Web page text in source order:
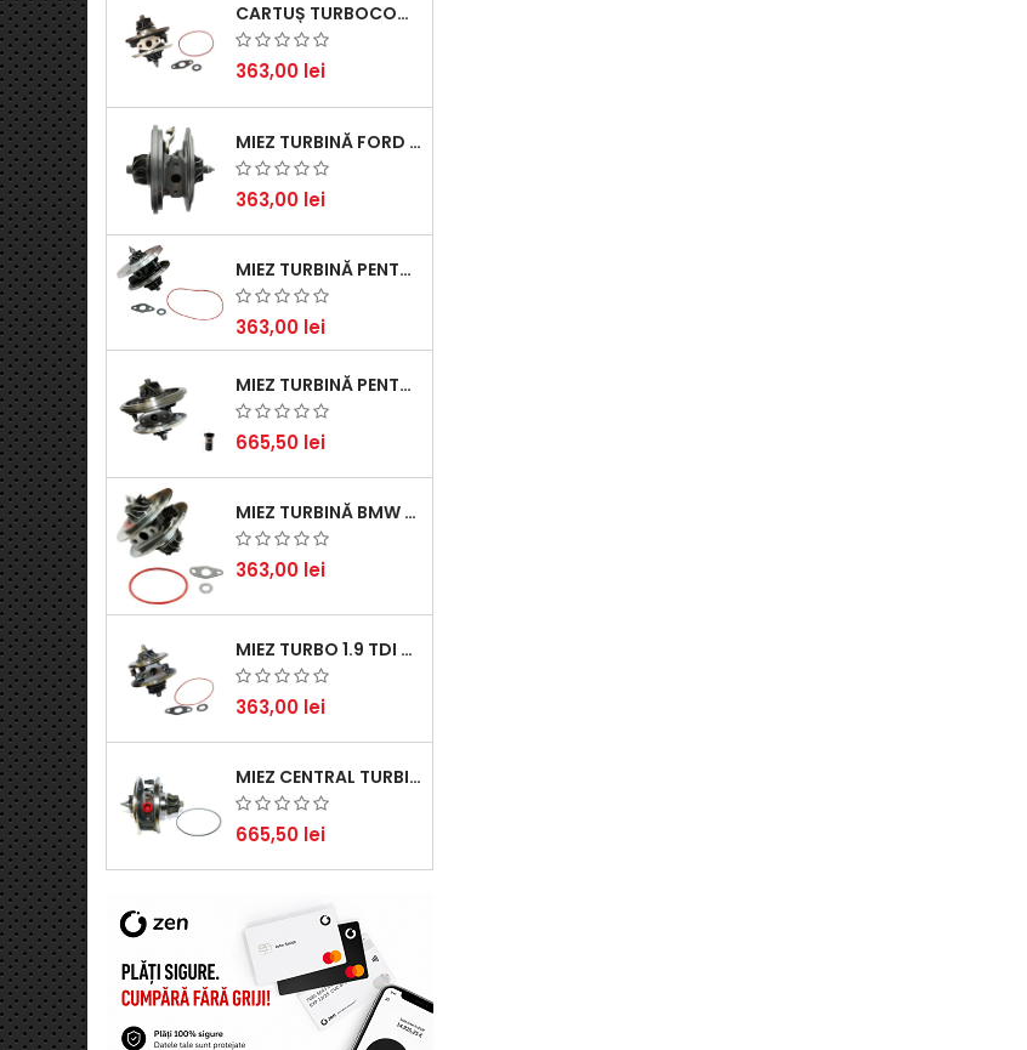
CARTUȘ TURBOCOMPRESOR PENTRU VW, AUDI, SEAT, SKODA - MOTOR DIESEL 2.0 TDI
363,00 lei
MIEZ TURBINĂ FORD TRANSIT 2.2 TDCI (2007-2016)
363,00 lei
MIEZ TURBINĂ PENTRU CITROËN, FORD, MAZDA, MINI, PEUGEOT ȘI VOLVO - MOTORIZĂRI 1.6 HDI ȘI 1.6 D
363,00 lei
MIEZ TURBINĂ PENTRU AUDI, SEAT, SKODA ȘI VOLKSWAGEN - MOTORIZĂRI 2.0 TDI 103KW 140CP
665,50 lei
MIEZ TURBINĂ BMW SERIA 1 (E81, E87) 120 D - CREȘTEȚI PERFORMANȚA ȘI RĂSPUNSUL MOTORULUI
363,00 lei
MIEZ TURBO 1.9 TDI - PERFORMANȚĂ FIABILĂ PENTRU AUDI, SEAT, SKODA ȘI VW
363,00 lei
MIEZ CENTRAL TURBINĂ SUZUKI GRAND ESCUDO II 1.9 DDIS TRACȚIUNE INTEGRALĂ - MOTORIZARE 1.9L, 95 KW (129 CP)
665,50 lei